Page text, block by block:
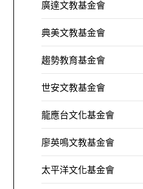
廣達文教基金會
典美文教基金會
趨勢教育基金會
世安文教基金會
龍應台文化基金會
廖英鳴文教基金會
太平洋文化基金會